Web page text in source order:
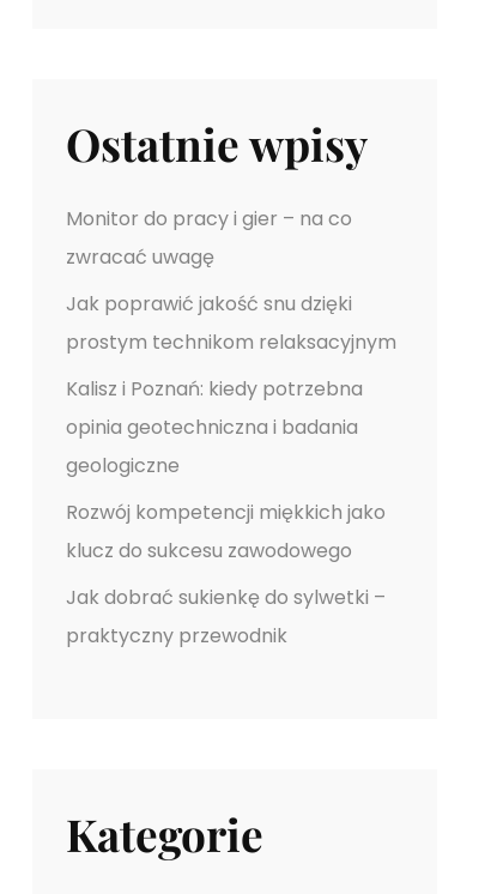
Ostatnie wpisy
Monitor do pracy i gier – na co
zwracać uwagę
Jak poprawić jakość snu dzięki
prostym technikom relaksacyjnym
Kalisz i Poznań: kiedy potrzebna
opinia geotechniczna i badania
geologiczne
Rozwój kompetencji miękkich jako
klucz do sukcesu zawodowego
Jak dobrać sukienkę do sylwetki –
praktyczny przewodnik
Kategorie